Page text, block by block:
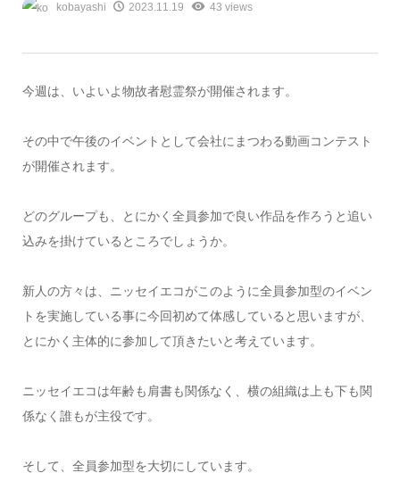
kobayashi 2023.11.19 43 views
今週は、いよいよ物故者慰霊祭が開催されます。
その中で午後のイベントとして会社にまつわる動画コンテスト
が開催されます。
どのグループも、とにかく全員参加で良い作品を作ろうと追い
込みを掛けているところでしょうか。
新人の方々は、ニッセイエコがこのように全員参加型のイベン
トを実施している事に今回初めて体感していると思いますが、
とにかく主体的に参加して頂きたいと考えています。
ニッセイエコは年齢も肩書も関係なく、横の組織は上も下も関
係なく誰もが主役です。
そして、全員参加型を大切にしています。